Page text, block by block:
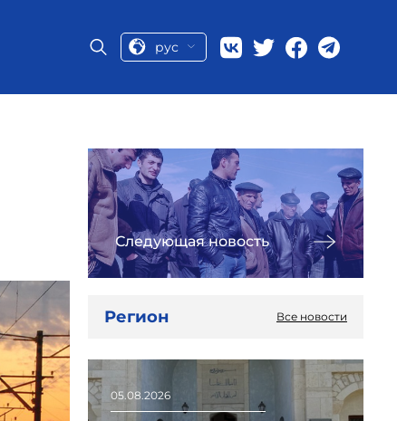
рус
Следующая новость
Регион Все новости
05.08.2026